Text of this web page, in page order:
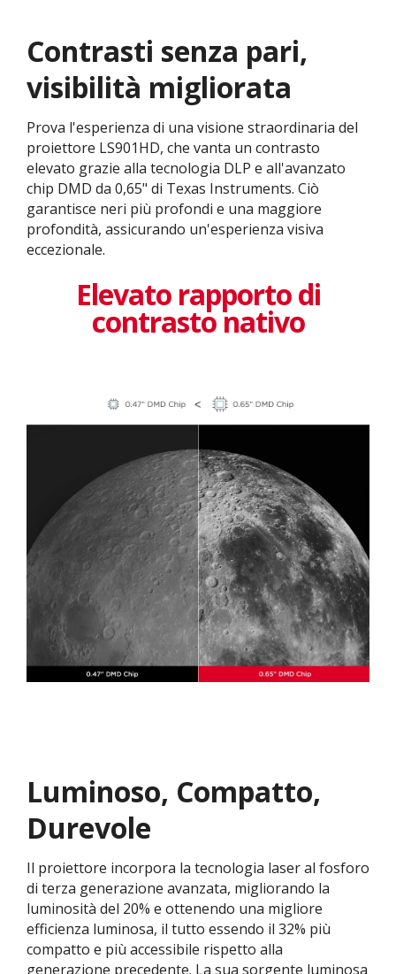
Contrasti senza pari,
visibilità migliorata
Prova l'esperienza di una visione straordinaria del
proiettore LS901HD, che vanta un contrasto
elevato grazie alla tecnologia DLP e all'avanzato
chip DMD da 0,65" di Texas Instruments. Ciò
garantisce neri più profondi e una maggiore
profondità, assicurando un'esperienza visiva
eccezionale.
Elevato rapporto di
contrasto nativo
Luminoso, Compatto,
Durevole
Il proiettore incorpora la tecnologia laser al fosforo
di terza generazione avanzata, migliorando la
luminosità del 20% e ottenendo una migliore
efficienza luminosa, il tutto essendo il 32% più
compatto e più accessibile rispetto alla
generazione precedente. La sua sorgente luminosa